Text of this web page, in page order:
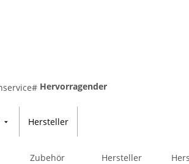
Hervorragender
Hersteller
Zubehör Hersteller